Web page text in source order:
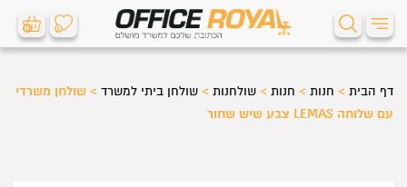
0 0
דף הבית > חנות > חנות > שולחנות > שולחן ביתי למשרד > שולחן משרדי
עם שלוחה LEMAS צבע שיש שחור